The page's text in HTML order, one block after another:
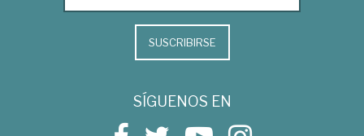
SUSCRIBIRSE
SÍGUENOS EN